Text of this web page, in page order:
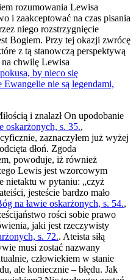
rozumowania Lewisa
i zaakceptować na czas pisania
niego rozstrzygnięcie
Bogiem. Przy tej okazji zwrócę
z tą stanowczą perspektywą
chwilę Lewisa
by nieco się
nie są legendami,
i znalazł On upodobanie
oskarżonych, s. 35.,
zaznaczyłem już wyżej
dłoń. Zgoda
powoduje, iż również
Lewis jest wzorcowym
nietaktu w pytaniu: „czyż
jesteście bardzo mało
na ławie oskarżonych, s. 54.,
rości sobie prawo
jaki jest rzeczywisty
s. 72.. Ateista siłą
musi zostać nazwany
człowiekiem w stanie
ale koniecznie – błędu. Jak